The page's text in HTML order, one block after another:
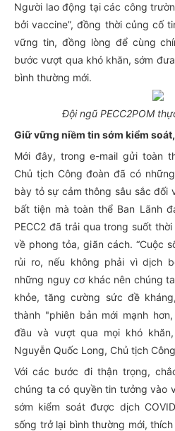
Người lao động tại các công
bởi vaccine”, đồng thời củng cố
vững tin, đồng lòng để cùng
bước vượt qua khó khăn, sớm
bình thường mới.
Đội ngũ PECC2POM
Giữ vững niềm tin sớm kiểm
Mới đây, trong e-mail gửi toàn
Chủ tịch Công đoàn đã có
bày tỏ sự cảm thông sâu sắc đối
bất tiện mà toàn thể Ban Lãnh
PECC2 đã trải qua trong suốt
về phong tỏa, giãn cách. “Cuộc
rủi ro, nếu không phải vì dịch
những nguy cơ khác nên chúng
khỏe, tăng cường sức đề
thành "phiên bản mới mạnh
đầu và vượt qua mọi khó
Nguyễn Quốc Long, Chủ tịch
Với các bước đi thận trọng,
chúng ta có quyền tin tưởng vào
sớm kiểm soát được dịch
sống trở lại bình thường mới,